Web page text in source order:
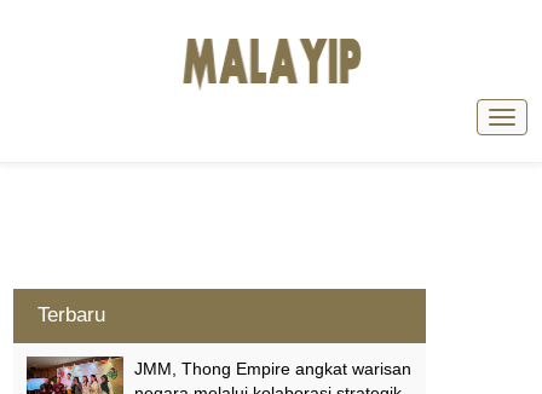
Terbaru
JMM, Thong Empire angkat warisan